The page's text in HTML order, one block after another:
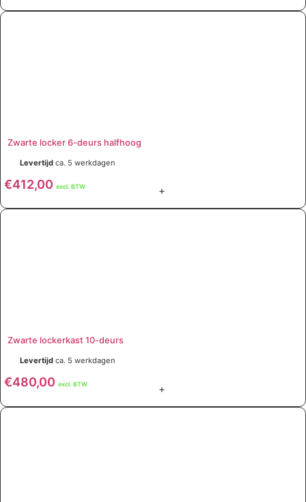
Zwarte locker 6-deurs halfhoog
Levertijdca. 5 werkdagen
€412,00 excl. BTW +
Zwarte lockerkast 10-deurs
Levertijdca. 5 werkdagen
€480,00 excl. BTW +